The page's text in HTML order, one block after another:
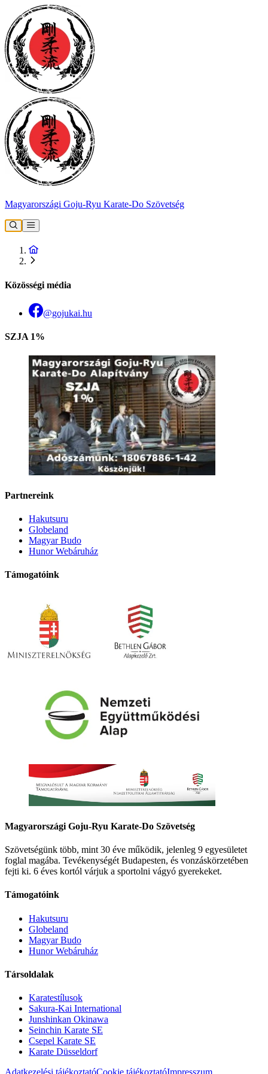
Magyarországi Goju-Ryu Karate-Do Szövetség
Közösségi média
@gojukai.hu
SZJA 1%
Partnereink
Hakutsuru
Globeland
Magyar Budo
Hunor Webáruház
Támogatóink
Magyarországi Goju-Ryu Karate-Do Szövetség
Szövetségünk több, mint 30 éve működik, jelenleg 9 egyesületet
foglal magába. Tevékenységét Budapesten, és vonzáskörzetében
fejti ki. 6 éves kortól várjuk a sportolni vágyó gyerekeket.
Támogatóink
Hakutsuru
Globeland
Magyar Budo
Hunor Webáruház
Társoldalak
Karatestílusok
Sakura-Kai International
Junshinkan Okinawa
Seinchin Karate SE
Csepel Karate SE
Karate Düsseldorf